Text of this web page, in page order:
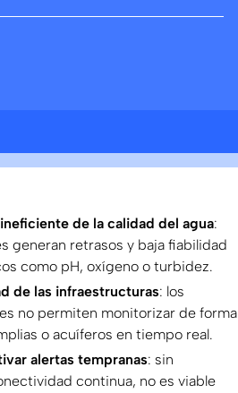
de la calidad del agua:
generan retrasos y baja fiabilidad
como pH, oxígeno o turbidez.
de las infraestructuras: los
no permiten monitorizar de forma
o acuíferos en tiempo real.
alertas tempranas: sin
continua, no es viable